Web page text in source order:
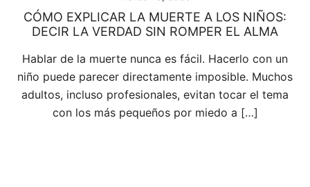
CÓMO EXPLICAR LA MUERTE A LOS NIÑOS:
DECIR LA VERDAD SIN ROMPER EL ALMA
Hablar de la muerte nunca es fácil. Hacerlo con un
niño puede parecer directamente imposible. Muchos
adultos, incluso profesionales, evitan tocar el tema
con los más pequeños por miedo a […]